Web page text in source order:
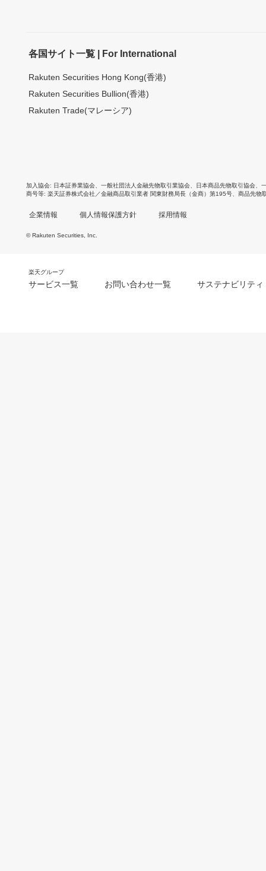
各国サイト一覧 | For International
Rakuten Securities Hong Kong(香港)
Rakuten Securities Bullion(香港)
Rakuten Trade(マレーシア)
加入協会 日本証券業協会 一般社団法人金融先物取引業協会 日本商品先物取引協会
商号等 楽天証券株式会社／金融商品取引業者 関東財務局長（金商）第195号、商品先物
企業情報 個人情報保護方針 採用情報
© Rakuten Securities, Inc.
楽天グループ
サービス一覧 お問い合わせ一覧 サステナビリティ